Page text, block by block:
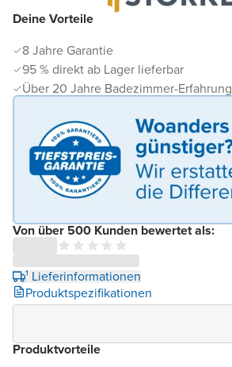
Deine Vorteile
8 Jahre Garantie
95 % direkt ab Lager lieferbar
Über 20 Jahre Badezimmer-Erfahrung
Von über 500 Kunden bewertet als:
¹ Lieferinformationen
Produktspezifikationen
Produktvorteile